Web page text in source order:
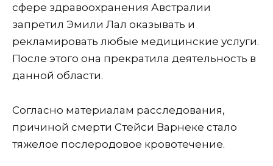
сфере здравоохранения Австралии
запретил Эмили Лал оказывать и
рекламировать любые медицинские услуги.
После этого она прекратила деятельность в
данной области.
Согласно материалам расследования,
причиной смерти Стейси Варнеке стало
тяжелое послеродовое кровотечение.